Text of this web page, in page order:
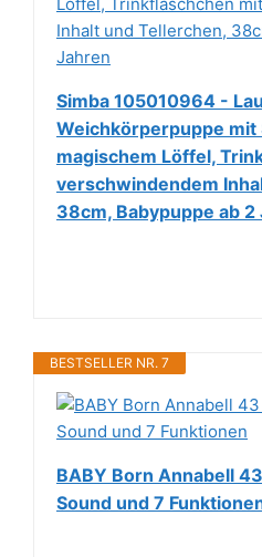
Simba 105010964 -
Weichkörperpuppe mit
magischem Löffel,
verschwindendem
38cm, Babypuppe ab 2
BESTSELLER NR. 7
BABY Born Annabell
Sound und 7